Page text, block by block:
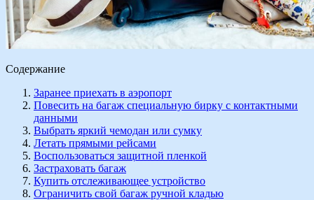
Содержание
Заранее приехать в аэропорт
Повесить на багаж специальную бирку с контактными
данными
Выбрать яркий чемодан или сумку
Летать прямыми рейсами
Воспользоваться защитной пленкой
Застраховать багаж
Купить отслеживающее устройство
Ограничить свой багаж ручной кладью